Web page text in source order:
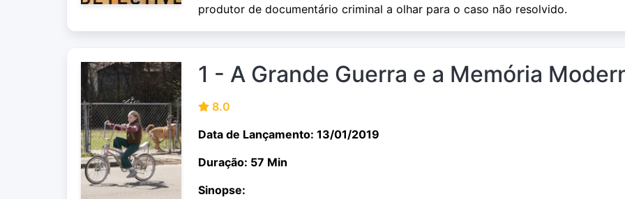
produtor de documentário criminal a olhar para o caso não resolvido.
1 - A Grande Guerra e a Memória
8.0
Data de Lançamento: 13/01/2019
Duração: 57 Min
Sinopse: